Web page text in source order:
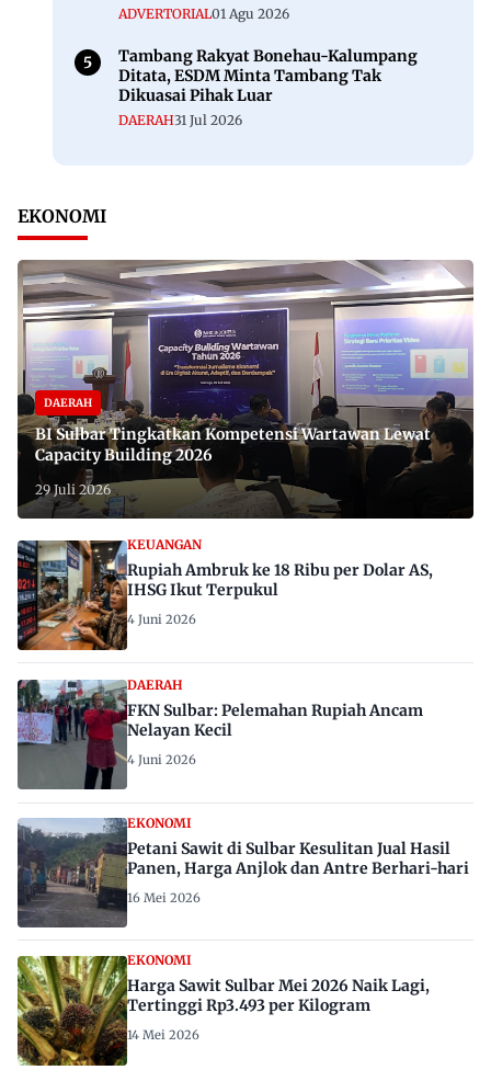
ADVERTORIAL01 Agu 2026
Tambang Rakyat Bonehau-Kalumpang
Ditata, ESDM Minta Tambang Tak
Dikuasai Pihak Luar
DAERAH31 Jul 2026
EKONOMI
DAERAH
BI Sulbar Tingkatkan Kompetensi Wartawan Lewat
Capacity Building 2026
29 Juli 2026
KEUANGAN
Rupiah Ambruk ke 18 Ribu per Dolar AS,
IHSG Ikut Terpukul
4 Juni 2026
DAERAH
FKN Sulbar: Pelemahan Rupiah Ancam
Nelayan Kecil
4 Juni 2026
EKONOMI
Petani Sawit di Sulbar Kesulitan Jual Hasil
Panen, Harga Anjlok dan Antre Berhari-hari
16 Mei 2026
EKONOMI
Harga Sawit Sulbar Mei 2026 Naik Lagi,
Tertinggi Rp3.493 per Kilogram
14 Mei 2026